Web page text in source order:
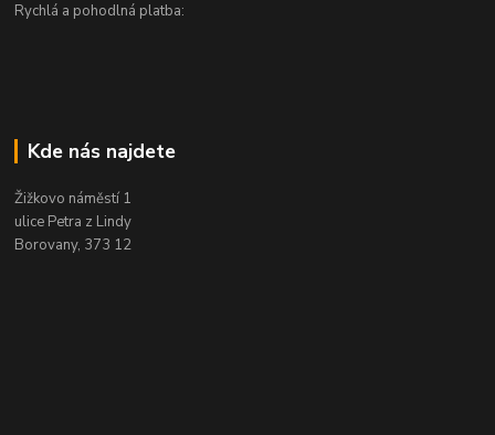
Rychlá a pohodlná platba:
Kde nás najdete
Žižkovo náměstí 1
ulice Petra z Lindy
Borovany, 373 12